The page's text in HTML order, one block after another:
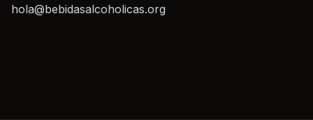
hola@bebidasalcoholicas.org